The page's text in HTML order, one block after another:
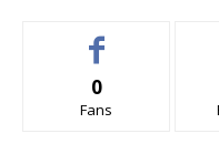
0
Fans